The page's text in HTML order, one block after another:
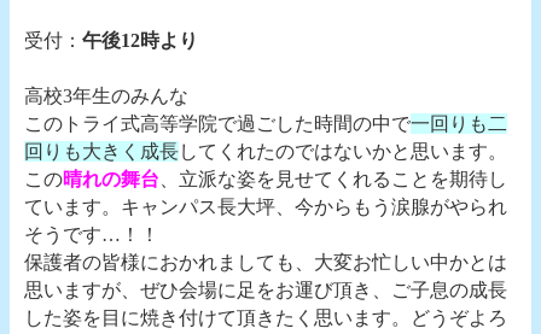
受付： 午後12時より
高校3年生のみんな
このトライ式高等学院で過ごした時間の中で一回りも二
回りも大きく成長してくれたのではないかと思います。
この晴れの舞台 、立派な姿を見せてくれることを期待し
ています。キャンパス長大坪、今からもう涙腺がやられ
そうです…！！
保護者の皆様におかれましても、大変お忙しい中かとは
思いますが、ぜひ会場に足をお運び頂き、ご子息の成長
した姿を目に焼き付けて頂きたく思います。どうぞよろ